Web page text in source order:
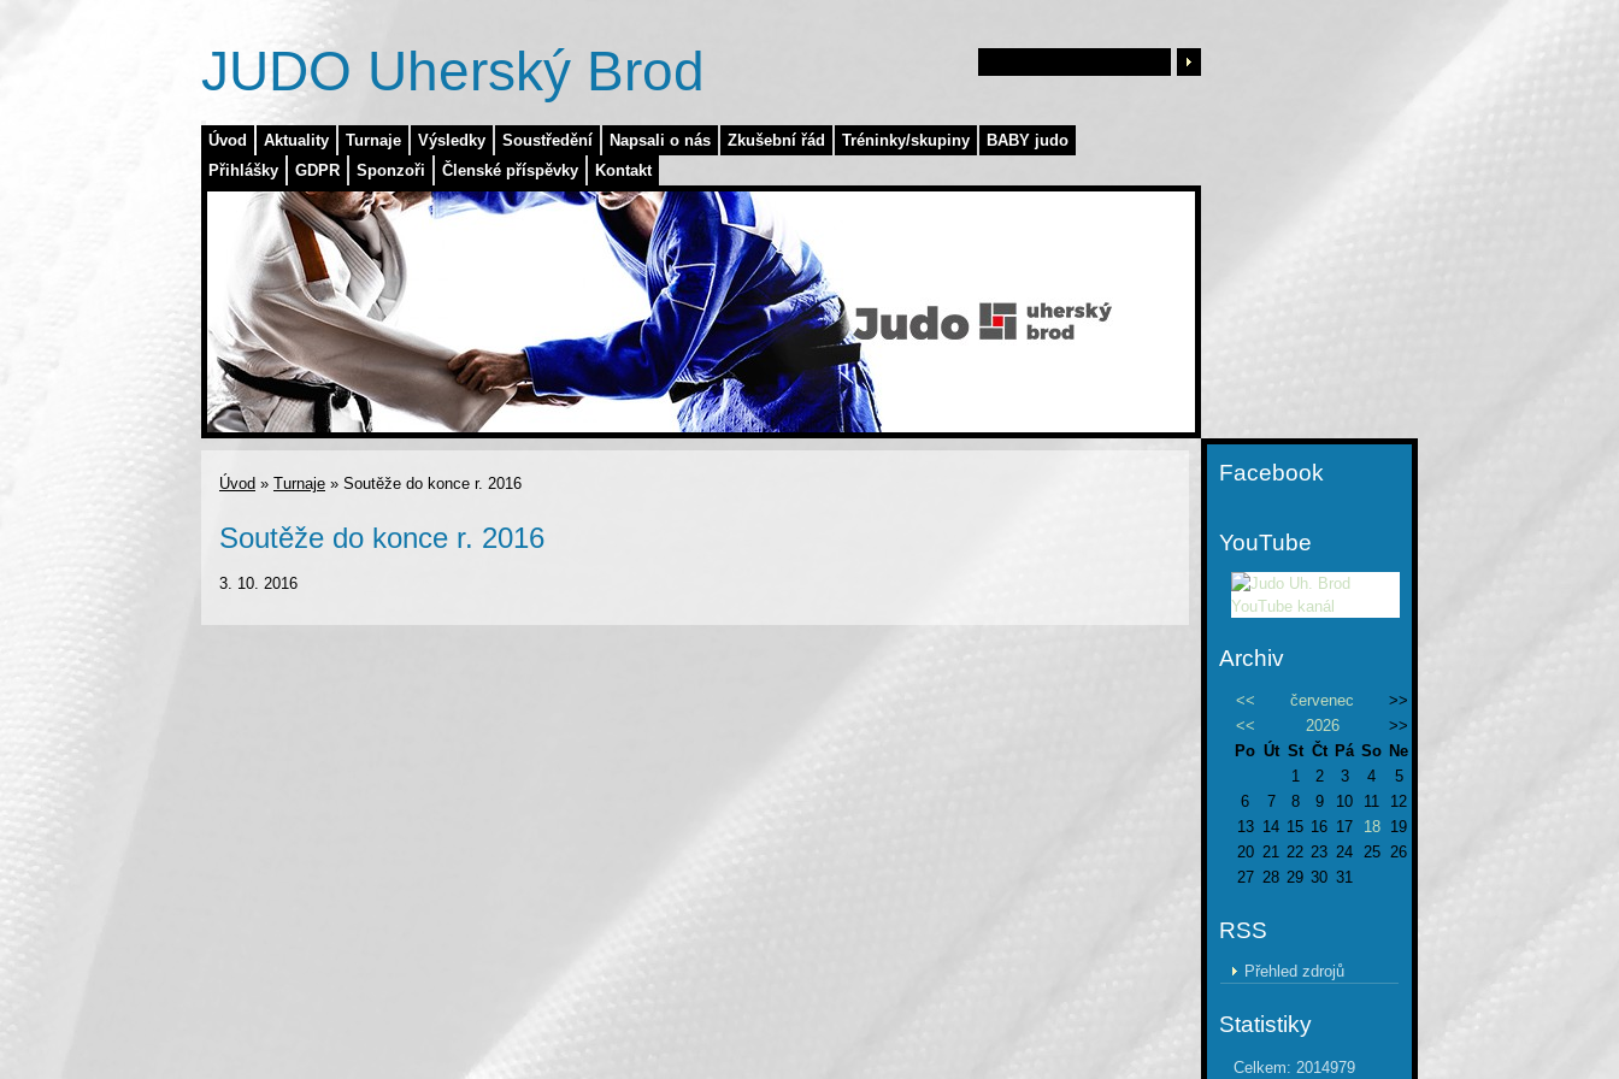
Úvod Aktuality Turnaje Výsledky Soustředění Napsali o nás Zkušební řád Tréninky/skupiny
BABY judo
Přihlášky
GDPR Sponzoři Členské příspěvky Kontakt
JUDO Uherský Brod
Úvod » Turnaje » Soutěže do konce r. 2016
Soutěže do konce r. 2016
3. 10. 2016
Facebook
YouTube
Archiv
<< červenec
>>
<<
2026
>>
Po Út St Čt Pá So Ne
1
2 3 4
5
6
7 8 9 10 11
12
13 14 15 16 17 18
19
20 21 22 23 24 25 26
27 28 29 30 31
RSS
Přehled zdrojů
Statistiky
Celkem: 2014979